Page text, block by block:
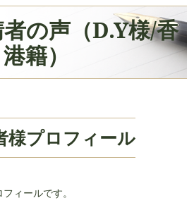
の声（D.Y様/香
港籍）
様プロフィール
ィールです。